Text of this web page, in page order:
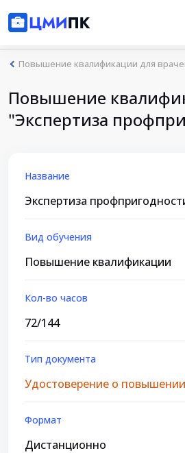
Повышение квалификации для
Повышение
"Экспертиза
Название
Экспертиза
Вид обучения
Повышение квалификации
Кол-во часов
72/144
Тип документа
Удостоверение о
Формат
Дистанционно